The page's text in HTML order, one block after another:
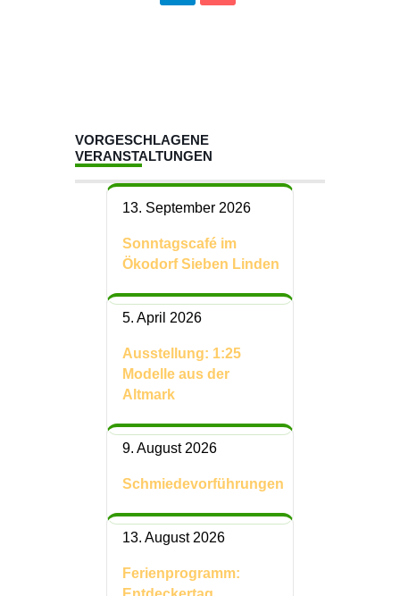
VORGESCHLAGENE
VERANSTALTUNGEN
13. September 2026
Sonntagscafé im
Ökodorf Sieben Linden
5. April 2026
Ausstellung: 1:25
Modelle aus der
Altmark
9. August 2026
Schmiedevorführungen
13. August 2026
Ferienprogramm: